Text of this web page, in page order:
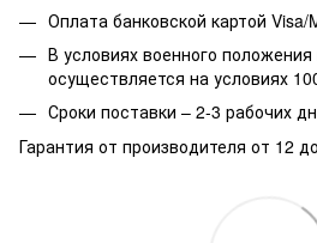
Оплата банковской картой Visa/
В условиях военного положения
осуществляется на условиях
Сроки поставки – 2-3 рабочих
Гарантия от производителя от 12